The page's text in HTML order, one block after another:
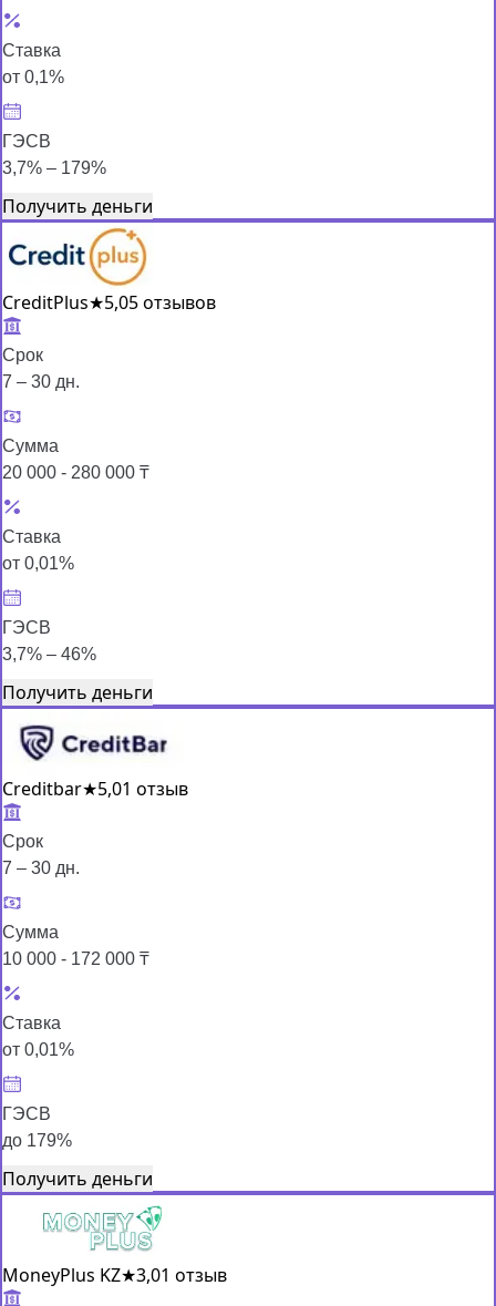
Ставка
от 0,1%
ГЭСВ
3,7% – 179%
Получить деньги
CreditPlus★5,05 отзывов
Срок
7 – 30 дн.
Сумма
20 000 - 280 000 ₸
Ставка
от 0,01%
ГЭСВ
3,7% – 46%
Получить деньги
Creditbar★5,01 отзыв
Срок
7 – 30 дн.
Сумма
10 000 - 172 000 ₸
Ставка
от 0,01%
ГЭСВ
до 179%
Получить деньги
MoneyPlus KZ★3,01 отзыв